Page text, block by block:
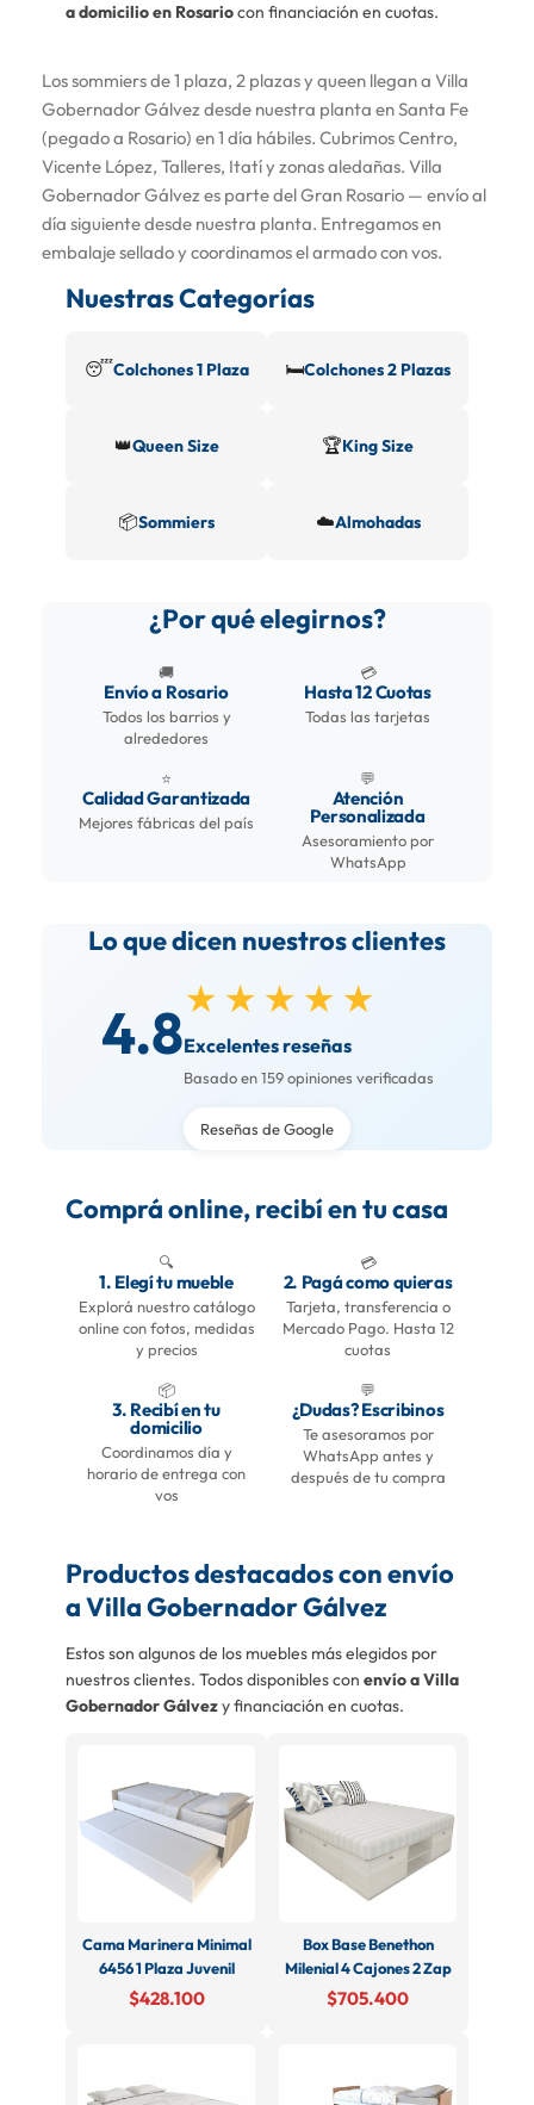
a domicilio en Rosariocon financiación en cuotas.
Los sommiers de 1 plaza, 2 plazas y queen llegan a Villa
Gobernador Gálvez desde nuestra planta en Santa Fe
(pegado a Rosario) en 1 día hábiles. Cubrimos Centro,
Vicente López, Talleres, Itatí y zonas aledañas. Villa
Gobernador Gálvez es parte del Gran Rosario — envío al
día siguiente desde nuestra planta. Entregamos en
embalaje sellado y coordinamos el armado con vos.
Nuestras Categorías
😴Colchones 1 Plaza 🛏️Colchones 2 Plazas
👑Queen Size 🏆King Size
📦Sommiers ☁️Almohadas
¿Por qué elegirnos?
🚚
Envío a Rosario
Todos los barrios y
alrededores
💳
Hasta 12 Cuotas
Todas las tarjetas
⭐
Calidad Garantizada
Mejores fábricas del país
💬
Atención
Personalizada
Asesoramiento por
WhatsApp
Lo que dicen nuestros clientes
4.8★★★★★
Excelentes reseñas
Basado en 159 opiniones verificadas
Reseñas de Google
Comprá online, recibí en tu casa
🔍
1. Elegí tu mueble
Explorá nuestro catálogo
online con fotos, medidas
y precios
💳
2. Pagá como quieras
Tarjeta, transferencia o
Mercado Pago. Hasta 12
cuotas
📦
3. Recibí en tu
domicilio
Coordinamos día y
horario de entrega con
vos
💬
¿Dudas? Escribinos
Te asesoramos por
WhatsApp antes y
después de tu compra
Productos destacados con envío
a Villa Gobernador Gálvez
Estos son algunos de los muebles más elegidos por
nuestros clientes. Todos disponibles con envío a Villa
Gobernador Gálvezy financiación en cuotas.
Cama Marinera Minimal
6456 1 Plaza Juvenil
$428.100
Box Base Benethon
Milenial 4 Cajones 2 Zap
$705.400